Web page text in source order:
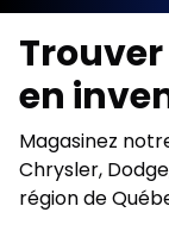
en
Magasinez
Chrysler,
région de